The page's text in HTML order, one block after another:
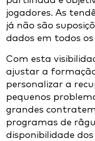
jogadores. As
já não são
dados em todos
Com esta
ajustar a
personalizar a
pequenos
grandes
programas de
disponibilidade